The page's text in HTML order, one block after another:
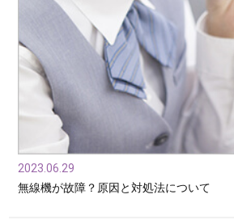
2023.06.29
無線機が故障？原因と対処法について